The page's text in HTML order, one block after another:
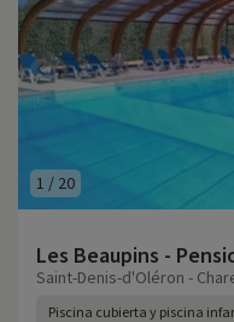
1 / 20
Les Beaupins -
Saint-Denis-d'Oléron -
Piscina cubierta y piscina